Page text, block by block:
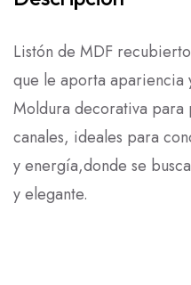
Listón de MDF
que le aporta apariencia
Moldura decorativa para
canales, ideales para
y energía,donde se
y elegante.